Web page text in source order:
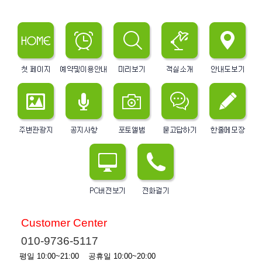
Customer Center
010-9736-5117
평일 10:00~21:00 공휴일 10:00~20:00